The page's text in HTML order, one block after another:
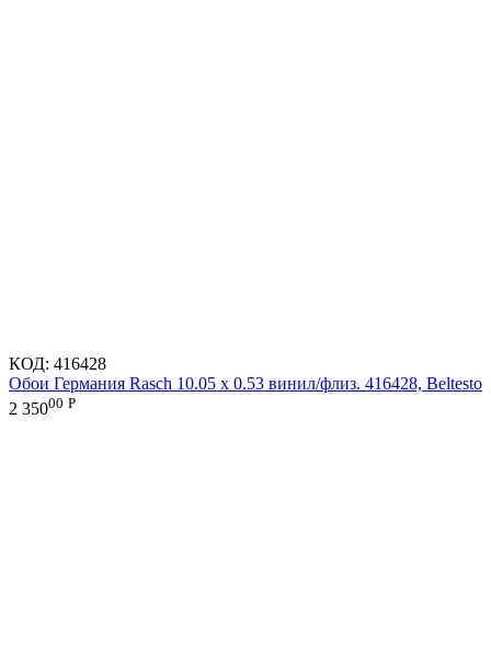
КОД: 416428
Обои Германия Rasch 10.05 х 0.53 винил/флиз. 416428, Beltesto
2 35000 Р